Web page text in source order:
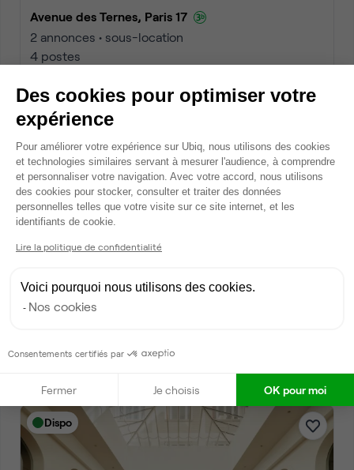
Avenue des Ternes, Paris 17
2 annonces • sous-location
4 postes
par mois
Dispo
Rue Anatole de la Forge, Paris 17
Dispo
Des cookies pour optimiser votre
expérience
Plateforme de Gestion du
Pour améliorer votre expérience sur Ubiq, nous utilisons des cookies
et technologies similaires servant à mesurer l'audience, à comprendre
et personnaliser votre navigation. Avec votre accord, nous utilisons
des cookies pour stocker, consulter et traiter des données
personnelles telles que votre visite sur ce site internet, et les
identifiants de cookie.
Lire la politique de confidentialité
Voici pourquoi nous utilisons des cookies.
Nos cookies
Consentements certifiés par
Fermer Je choisis OK pour moi